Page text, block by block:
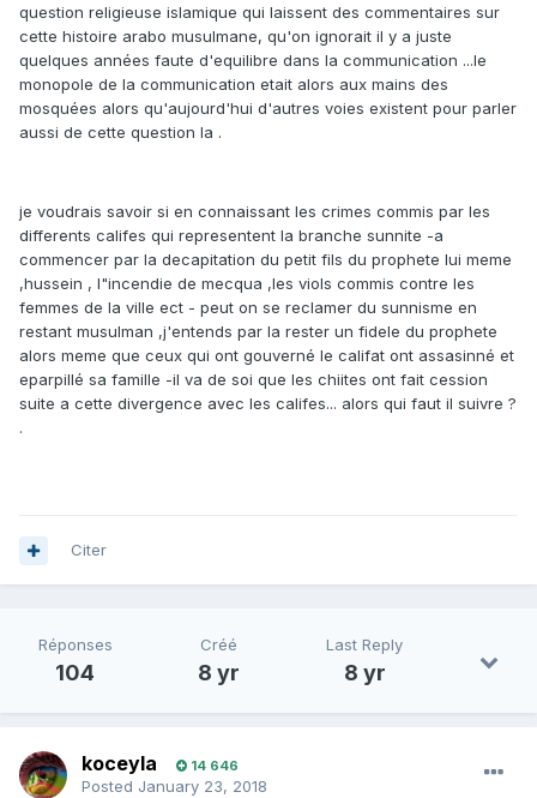
question religieuse islamique qui laissent des commentaires sur
cette histoire arabo musulmane, qu'on ignorait il y a juste
quelques années faute d'equilibre dans la communication ...le
monopole de la communication etait alors aux mains des
mosquées alors qu'aujourd'hui d'autres voies existent pour parler
aussi de cette question la .
je voudrais savoir si en connaissant les crimes commis par les
differents califes qui representent la branche sunnite -a
commencer par la decapitation du petit fils du prophete lui meme
,hussein , l"incendie de mecqua ,les viols commis contre les
femmes de la ville ect - peut on se reclamer du sunnisme en
restant musulman ,j'entends par la rester un fidele du prophete
alors meme que ceux qui ont gouverné le califat ont assasinné et
eparpillé sa famille -il va de soi que les chiites ont fait cession
suite a cette divergence avec les califes... alors qui faut il suivre ?
.
Citer
Réponses
104
Créé
8 yr
Last Reply
8 yr
koceyla 14 646
Posted January 23, 2018